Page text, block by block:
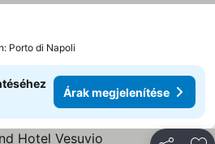
Porto di Napoli
Árak megjelenítése